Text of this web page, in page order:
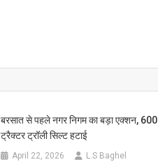
बरसात से पहले नगर निगम का बड़ा एक्शन, 600
ट्रैक्टर ट्रॉली सिल्ट हटाई
April 22, 2026 L.S Baghel